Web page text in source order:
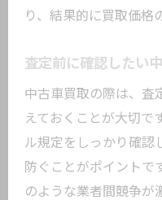
り、結果的に買取価格
査定前に確認したい
中古車買取の際は、査
えておくことが大切で
ル規定をしっかり確認
防ぐことがポイントで
のような業者間競争が